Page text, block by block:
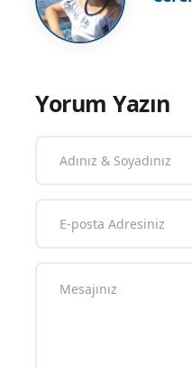
Yorum Yazın